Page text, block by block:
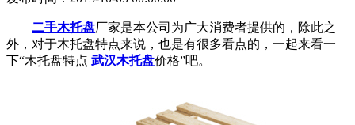
二手木托盘厂家是本公司为广大消费者提供的，除此之
外，对于木托盘特点来说，也是有很多看点的，一起来看一
下“木托盘特点 武汉木托盘价格”吧。